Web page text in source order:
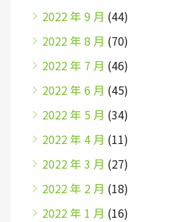
2022 年 9 月 (44)
2022 年 8 月 (70)
2022 年 7 月 (46)
2022 年 6 月 (45)
2022 年 5 月 (34)
2022 年 4 月 (11)
2022 年 3 月 (27)
2022 年 2 月 (18)
2022 年 1 月 (16)